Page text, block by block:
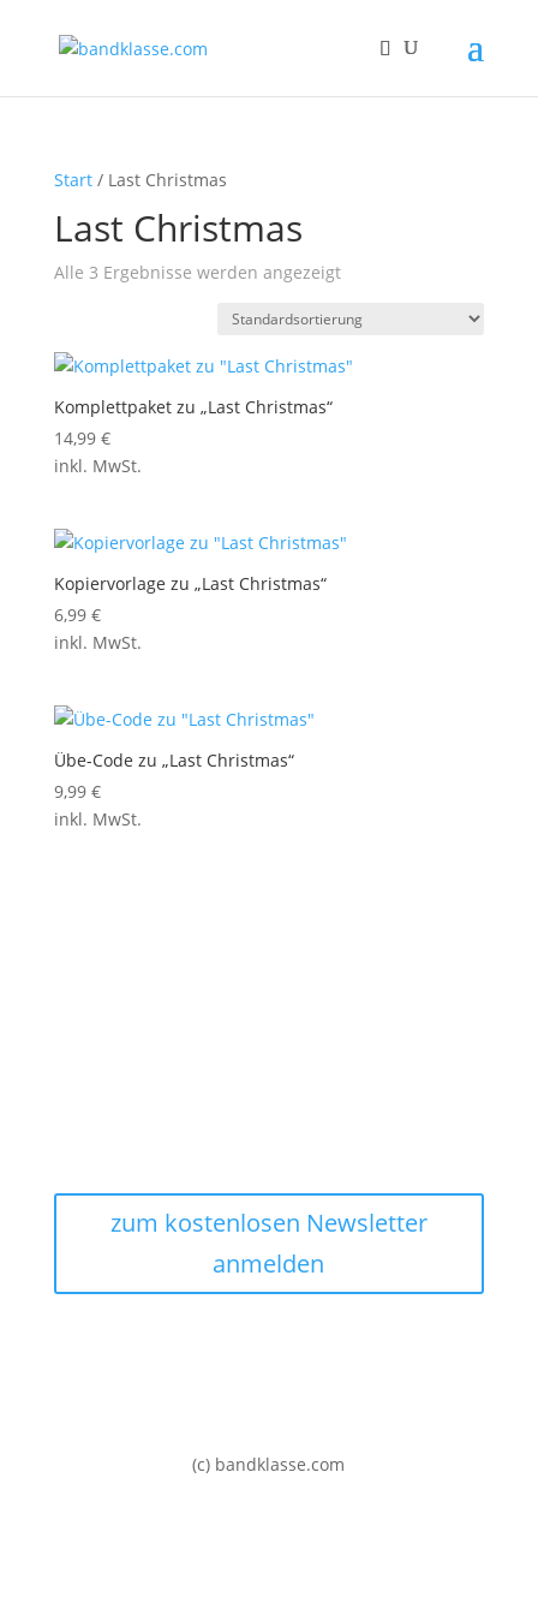
Start/ Last Christmas
Last Christmas
Alle 3 Ergebnisse werden angezeigt
Komplettpaket zu „Last Christmas“
14,99 €
inkl. MwSt.
Kopiervorlage zu „Last Christmas“
6,99 €
inkl. MwSt.
Übe-Code zu „Last Christmas“
9,99 €
inkl. MwSt.
zum kostenlosen Newsletter
anmelden
(c) bandklasse.com